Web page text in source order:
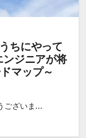
ちにやって
ジニアが将
マップ～
ございま…